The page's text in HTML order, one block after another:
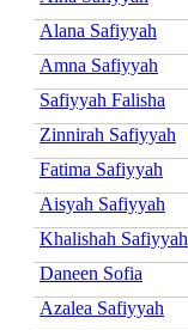
Alana Safiyyah
Amna Safiyyah
Safiyyah Falisha
Zinnirah Safiyyah
Fatima Safiyyah
Aisyah Safiyyah
Khalishah Safiyyah
Daneen Sofia
Azalea Safiyyah